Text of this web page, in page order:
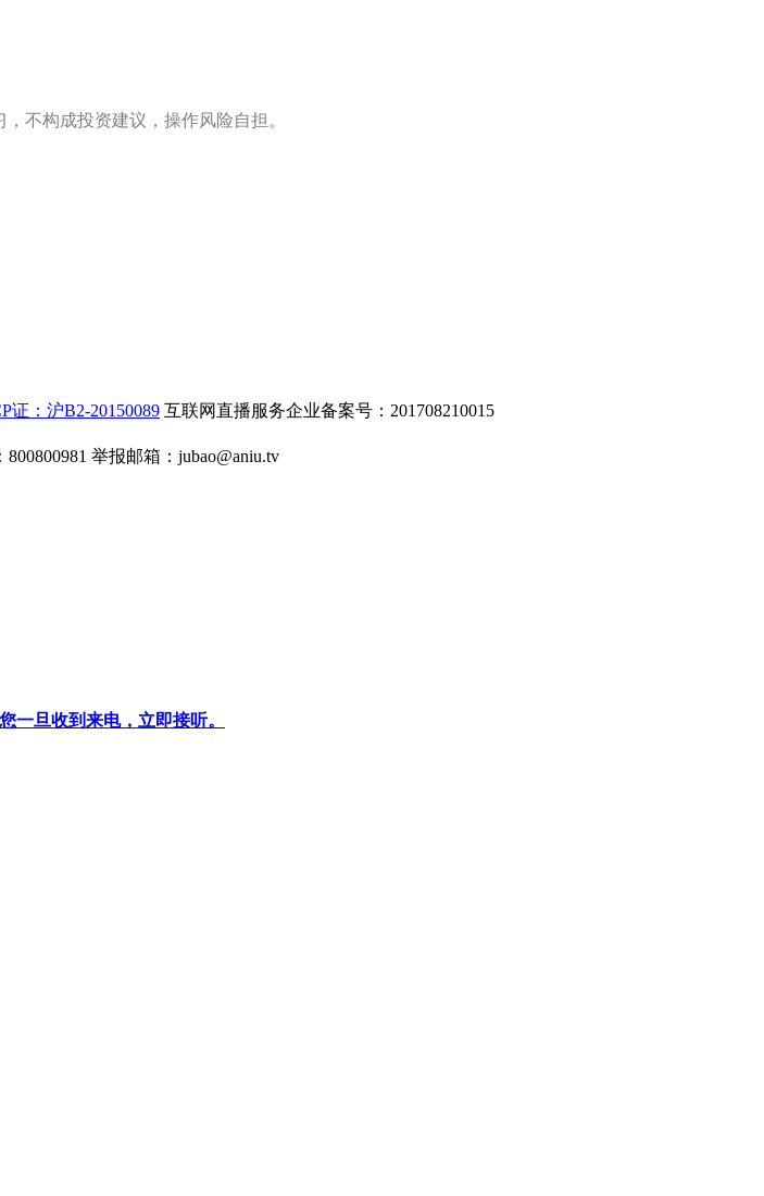
不构成投资建议，操作风险自担。
证：沪B2-20150089 互联网直播服务企业备案号：201708210015
举报邮箱： jubao@aniu.tv
一旦收到来电，立即接听。